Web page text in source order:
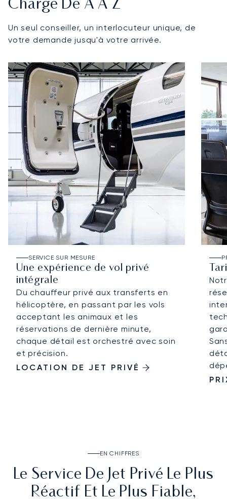
Charge De A À Z
Un seul conseiller, un interlocuteur unique, de
votre demande jusqu'à votre arrivée.
SERVICE SUR MESURE
Une expérience de vol privé
intégrale
Du chauffeur privé aux transferts en
hélicoptère, en passant par les vols
acceptant les animaux et les
réservations de dernière minute,
chaque détail est orchestré avec soin
et précision.
LOCATION DE JET PRIVÉ
EN CHIFFRES
Le Service De Jet Privé Le Plus
Réactif Et Le Plus Fiable,